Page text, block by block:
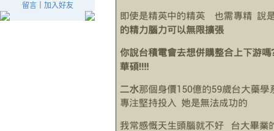
留言｜ 加入好友